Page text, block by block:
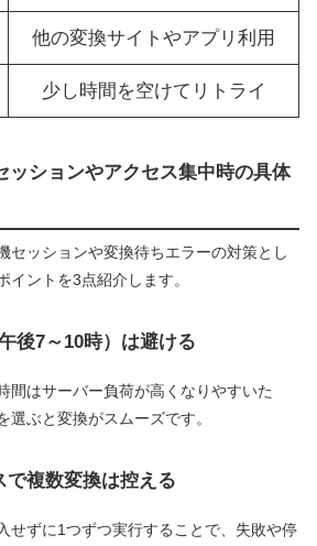
他の変換サイトやアプリ利用
少し時間を空けてリトライ
ッションやアクセス集中時の具体
セッションや変換待ちエラーの対策とし
イントを3点紹介します。
後7～10時）は避ける
間はサーバー負荷が高くなりやすいた
選ぶと変換がスムーズです。
で複数変換は控える
せずに1つずつ実行することで、失敗や停